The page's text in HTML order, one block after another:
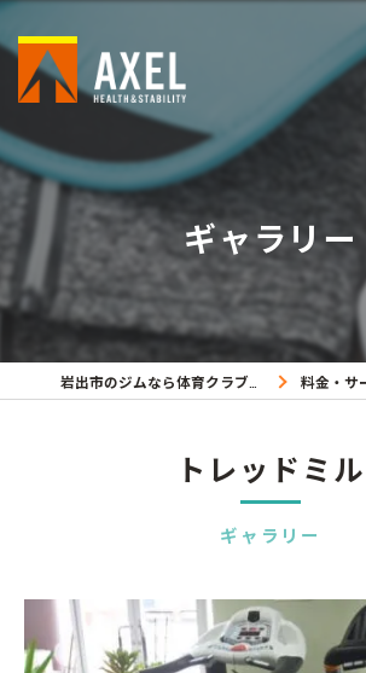
ギャラリー
料金・サービ
ギャラリー
トレッドミル